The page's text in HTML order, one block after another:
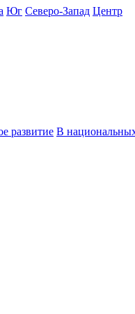
Юг Северо-Запад Центр
развитие В